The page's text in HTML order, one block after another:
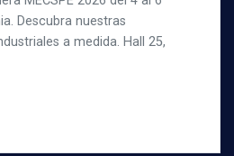
Descubra nuestras
a medida. Hall 25,